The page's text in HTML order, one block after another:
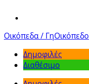
Image
Οικόπεδα / ΓηΟικόπεδο
Δημοφιλές
Διαθέσιμο